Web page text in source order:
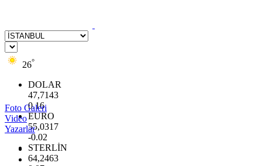
26°
DOLAR
47,7143
0.16
EURO
55,0317
-0.02
STERLİN
64,2463
Foto Galeri
Video
Yazarlar